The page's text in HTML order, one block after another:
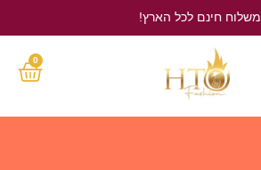
משלוח חינם לכל הארץ!
0